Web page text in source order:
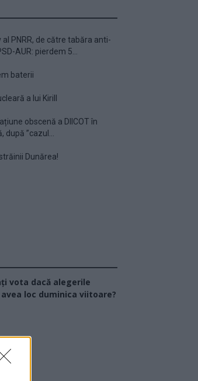
PNRR, de către tabăra anti-
AUR: pierdem 5...
baterii
a lui Kirill
obscenă a DIICOT în
după ”cazul...
Dunărea!
vota dacă alegerile
loc duminica viitoare?